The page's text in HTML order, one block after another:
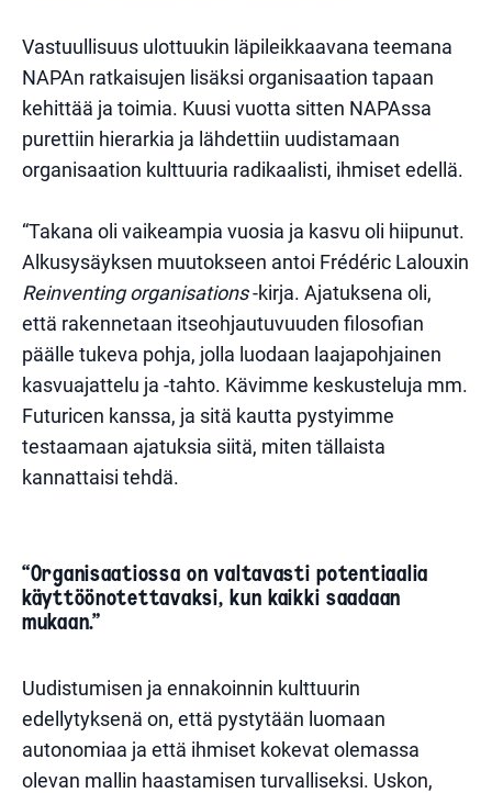
Vastuullisuus ulottuukin läpileikkaavana teemana
NAPAn ratkaisujen lisäksi organisaation tapaan
kehittää ja toimia. Kuusi vuotta sitten NAPAssa
purettiin hierarkia ja lähdettiin uudistamaan
organisaation kulttuuria radikaalisti, ihmiset edellä.
“Takana oli vaikeampia vuosia ja kasvu oli hiipunut.
Alkusysäyksen muutokseen antoi Frédéric Lalouxin
Reinventing organisations-kirja. Ajatuksena oli,
että rakennetaan itseohjautuvuuden filosofian
päälle tukeva pohja, jolla luodaan laajapohjainen
kasvuajattelu ja -tahto. Kävimme keskusteluja mm.
Futuricen kanssa, ja sitä kautta pystyimme
testaamaan ajatuksia siitä, miten tällaista
kannattaisi tehdä.
“Organisaatiossa on valtavasti potentiaalia
käyttöönotettavaksi, kun kaikki saadaan
mukaan.”
Uudistumisen ja ennakoinnin kulttuurin
edellytyksenä on, että pystytään luomaan
autonomiaa ja että ihmiset kokevat olemassa
olevan mallin haastamisen turvalliseksi. Uskon,